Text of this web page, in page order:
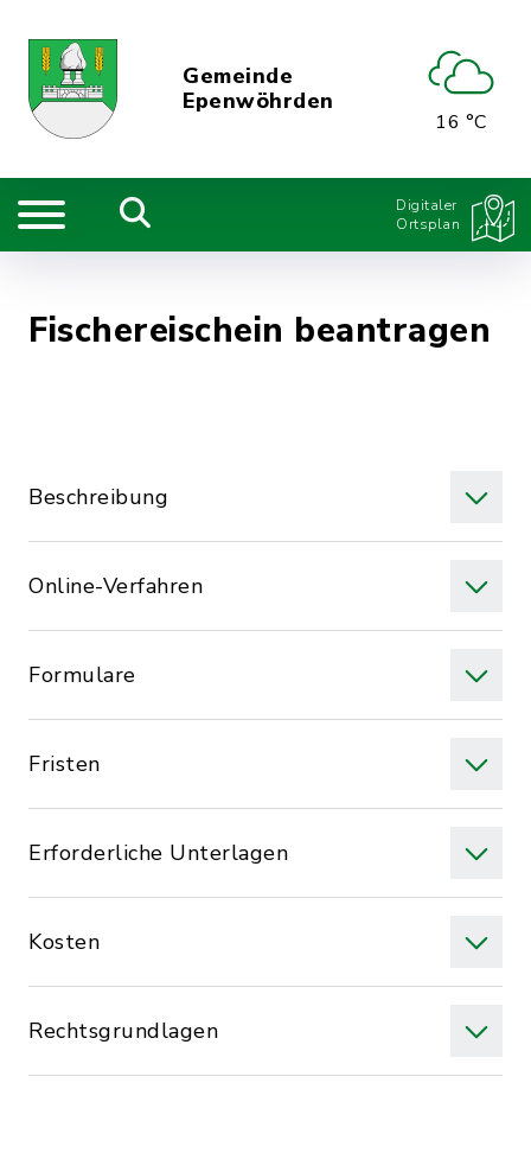
Gemeinde
Epenwöhrden
16 °C
Digitaler
Ortsplan
Fischereischein beantragen
Beschreibung
Online-Verfahren
Formulare
Fristen
Erforderliche Unterlagen
Kosten
Rechtsgrundlagen